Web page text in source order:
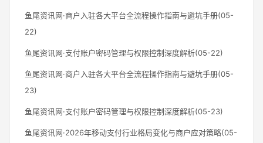
鱼尾资讯网·商户入驻各大平台全流程操作指南与避坑手册(05-
22)
鱼尾资讯网·支付账户密码管理与权限控制深度解析(05-22)
鱼尾资讯网·商户入驻各大平台全流程操作指南与避坑手册(05-
23)
鱼尾资讯网·支付账户密码管理与权限控制深度解析(05-23)
鱼尾资讯网·2026年移动支付行业格局变化与商户应对策略(05-